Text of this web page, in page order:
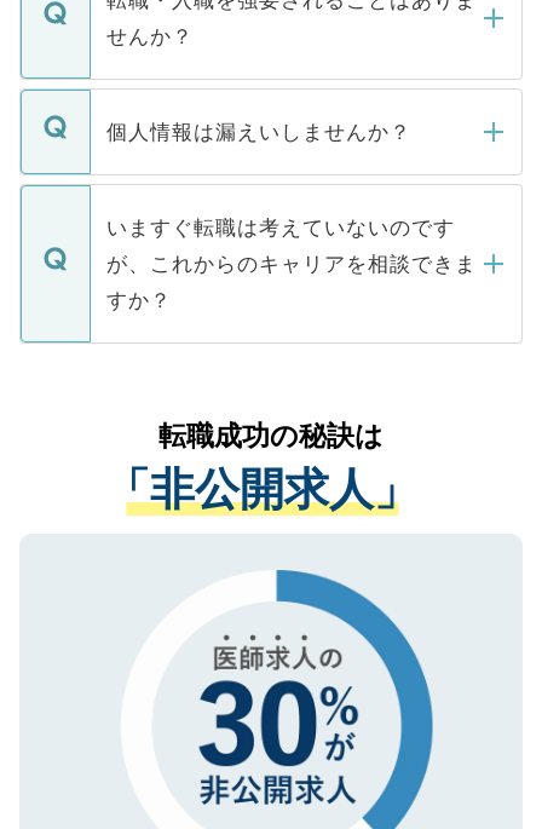
い。
けない「非公開求人」です。非公開求人は
下記の理由によって、一般には公開してい
ません。
■応募殺到を避けるため 人気のある医療機
関を公にしてしまうと、応募が殺到する場
に、医療機関が求める条件に合った人材の
みを人材紹介会社に依頼するケースが増え
ています。
せんか？
転職・入職を強要することは一切ありませ
ん。また、仮に応募先から内定をいただい
定を承諾する必要はありません。内定先へ
の辞退の連絡はキャリアパートナーが行い
ますので、ご安心ください。
個人情報は漏えいしませんか？
個人情報が漏えいすることはありませんの
で、ご安心ください。当サイトからの登録
などで収集したご登録者様の個人情報は、
ご本人のキャリアアップおよび転職活動の
支援を目的に使用いたします。お預かりし
ているすべての個人データはご本人の許可
は、個人情報の取り扱いについての厳密な
管理基準を満たした事業者のみに付与され
る、プライバシーマークを取得済みです。
ご登録いただいた個人情報は、SSL（デー
で、機密保持に関してもご安心ください。
いますぐ転職は考えていないのです
が、これからのキャリアを相談できま
すか？
かがいして、現在の医療機関の状況や紹介
経験をまじえながら、適切なアドバイスを
させていただきます。すぐにご転職をされ
ない方には、長期的なサポートが可能です
ので、まずはご登録ください。
転職成功の秘訣は
「非公開求人」